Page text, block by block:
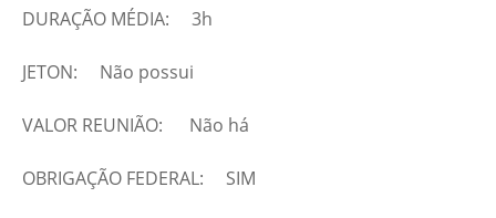
DURAÇÃO MÉDIA: 3h
JETON: Não possui
VALOR REUNIÃO: Não há
OBRIGAÇÃO FEDERAL: SIM